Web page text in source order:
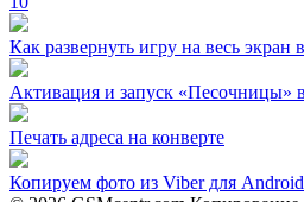
Как развернуть игру на весь экран
Активация и запуск «Песочницы»
Печать адреса на конверте
Копируем фото из Viber для